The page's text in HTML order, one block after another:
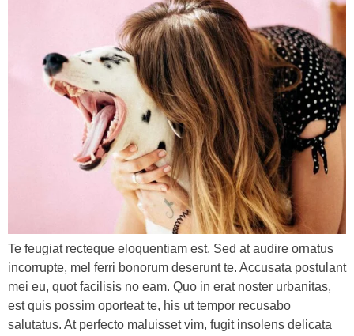
Te feugiat recteque eloquentiam est. Sed at audire ornatus
incorrupte, mel ferri bonorum deserunt te. Accusata postulant
mei eu, quot facilisis no eam. Quo in erat noster urbanitas,
est quis possim oporteat te, his ut tempor recusabo
salutatus. At perfecto maluisset vim, fugit insolens delicata